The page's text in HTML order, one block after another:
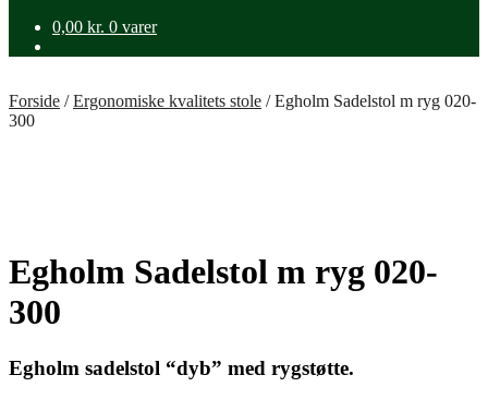
0,00 kr. 0 varer
Forside /Ergonomiske kvalitets stole /Egholm Sadelstol m ryg 020-
300
Egholm Sadelstol m ryg 020-
300
Egholm sadelstol “dyb” med rygstøtte.